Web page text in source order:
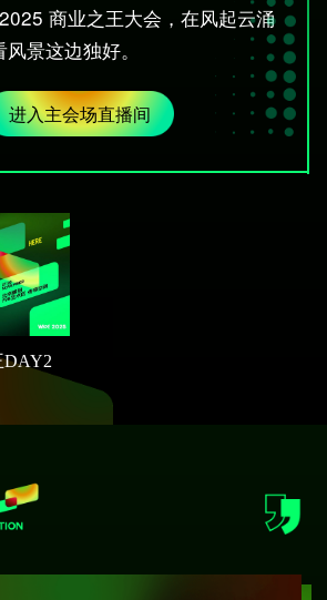
商业之王大会，在风起云涌
景这边独好。
进入主会场直播间
DAY2